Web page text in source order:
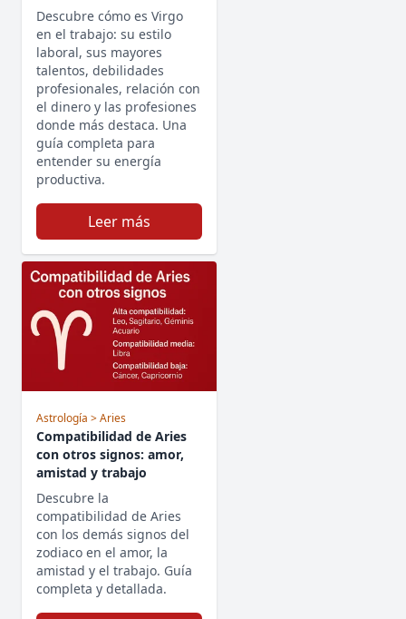
Descubre cómo es Virgo
en el trabajo: su estilo
laboral, sus mayores
talentos, debilidades
profesionales, relación con
el dinero y las profesiones
donde más destaca. Una
guía completa para
entender su energía
productiva.
Leer más
Astrología > Aries
Compatibilidad de Aries
con otros signos: amor,
amistad y trabajo
Descubre la
compatibilidad de Aries
con los demás signos del
zodiaco en el amor, la
amistad y el trabajo. Guía
completa y detallada.